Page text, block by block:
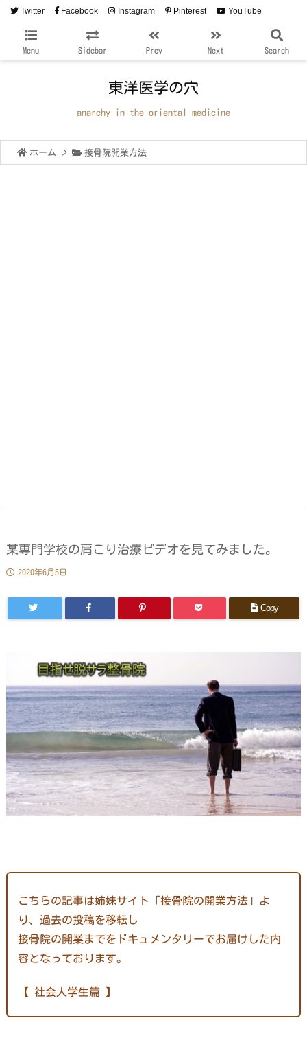
Menu Sidebar Prev Next Search
Twitter Facebook Instagram Pinterest YouTube
RSS
東洋医学の穴
anarchy in the oriental medicine
ホーム > 接骨院開業方法
某専門学校の肩こり治療ビデオを見てみました。
2020年6月5日
Copy
こちらの記事は姉妹サイト「接骨院の開業方法」よ
り、過去の投稿を移転し
接骨院の開業までをドキュメンタリーでお届けした内
容となっております。
【 社会人学生篇 】